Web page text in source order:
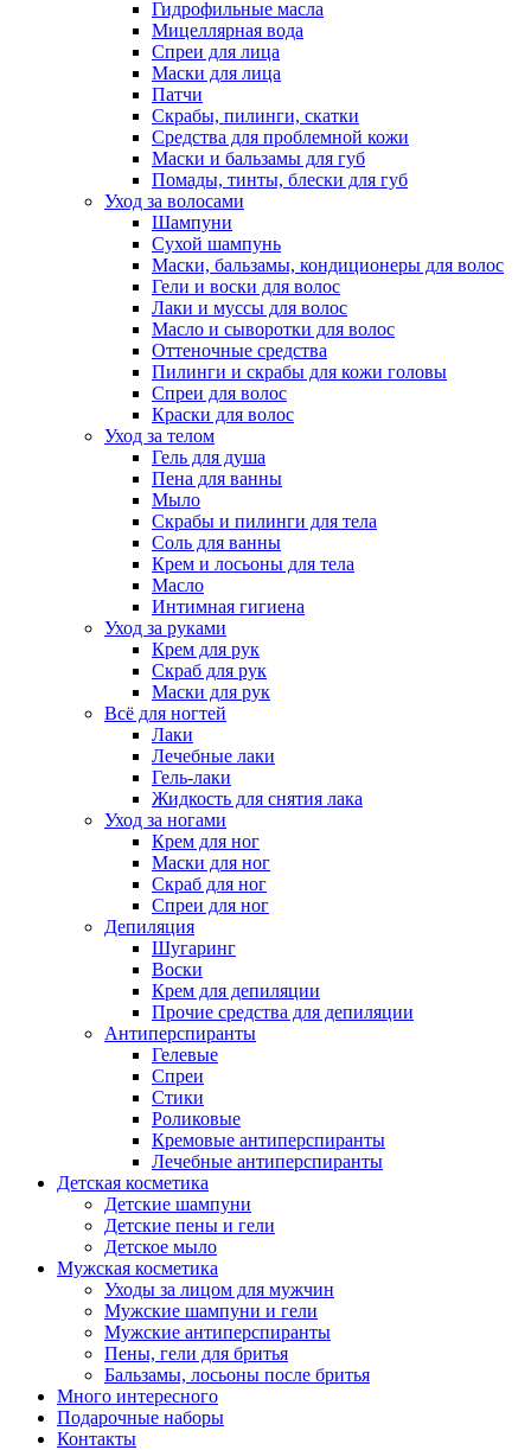
Гидрофильные масла
Мицеллярная вода
Спреи для лица
Маски для лица
Патчи
Скрабы, пилинги, скатки
Средства для проблемной кожи
Маски и бальзамы для губ
Помады, тинты, блески для губ
Уход за волосами
Шампуни
Сухой шампунь
Маски, бальзамы, кондиционеры для волос
Гели и воски для волос
Лаки и муссы для волос
Масло и сыворотки для волос
Оттеночные средства
Пилинги и скрабы для кожи головы
Спреи для волос
Краски для волос
Уход за телом
Гель для душа
Пена для ванны
Мыло
Скрабы и пилинги для тела
Соль для ванны
Крем и лосьоны для тела
Масло
Интимная гигиена
Уход за руками
Крем для рук
Скраб для рук
Маски для рук
Всё для ногтей
Лаки
Лечебные лаки
Гель-лаки
Жидкость для снятия лака
Уход за ногами
Крем для ног
Маски для ног
Скраб для ног
Спреи для ног
Депиляция
Шугаринг
Воски
Крем для депиляции
Прочие средства для депиляции
Антиперспиранты
Гелевые
Спреи
Стики
Роликовые
Кремовые антиперспиранты
Лечебные антиперспиранты
Детская косметика
Детские шампуни
Детские пены и гели
Детское мыло
Мужская косметика
Уходы за лицом для мужчин
Мужские шампуни и гели
Мужские антиперспиранты
Пены, гели для бритья
Бальзамы, лосьоны после бритья
Много интересного
Подарочные наборы
Контакты